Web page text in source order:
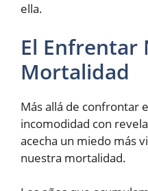
ella.
El Enfrentar
Mortalidad
Más allá de confrontar
incomodidad con
acecha un miedo más
nuestra mortalidad.